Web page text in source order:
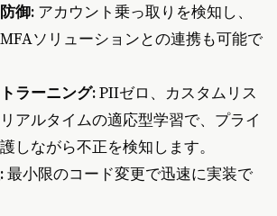
御: アカウント乗っ取りを検知し、
ソリューションとの連携も可能で
ラーニング:PIIゼロ、カスタムリス
アルタイムの適応型学習で、プライ
しながら不正を検知します。
最小限のコード変更で迅速に実装で